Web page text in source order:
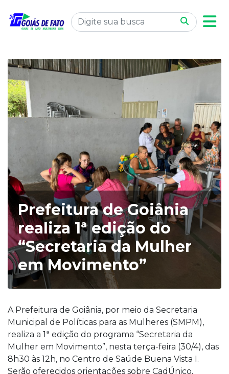
Prefeitura de Goiânia
realiza 1ª edição do
“Secretaria da Mulher
em Movimento”
A Prefeitura de Goiânia, por meio da Secretaria
Municipal de Políticas para as Mulheres (SMPM),
realiza a 1ª edição do programa “Secretaria da
Mulher em Movimento”, nesta terça-feira (30/4), das
8h30 às 12h, no Centro de Saúde Buena Vista I.
Serão oferecidos orientações sobre CadÚnico,